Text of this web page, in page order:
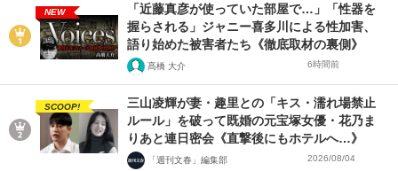
NEW
「近藤真彦が使っていた部屋で…」「性器を
握らされる」ジャニー喜多川による性加害、
語り始めた被害者たち《徹底取材の裏側》
髙橋 大介 6時間前
SCOOP!
三山凌輝が妻・趣里との「キス・濡れ場禁止
ルール」を破って既婚の元宝塚女優・花乃ま
りあと連日密会《直撃後にもホテルへ…》
「週刊文春」編集部 2026/08/04